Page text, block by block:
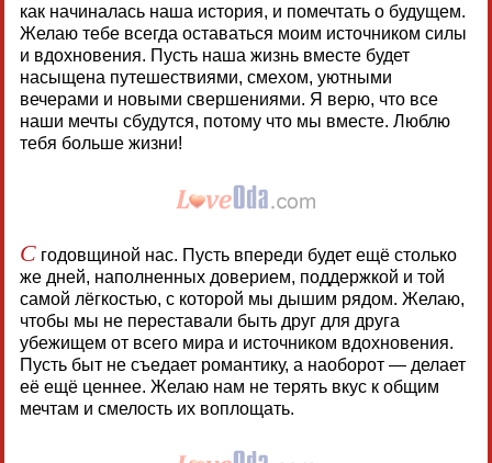
как начиналась наша история, и помечтать о будущем.
Желаю тебе всегда оставаться моим источником силы
и вдохновения. Пусть наша жизнь вместе будет
насыщена путешествиями, смехом, уютными
вечерами и новыми свершениями. Я верю, что все
наши мечты сбудутся, потому что мы вместе. Люблю
тебя больше жизни!
Сгодовщиной нас. Пусть впереди будет ещё столько
же дней, наполненных доверием, поддержкой и той
самой лёгкостью, с которой мы дышим рядом. Желаю,
чтобы мы не переставали быть друг для друга
убежищем от всего мира и источником вдохновения.
Пусть быт не съедает романтику, а наоборот — делает
её ещё ценнее. Желаю нам не терять вкус к общим
мечтам и смелость их воплощать.